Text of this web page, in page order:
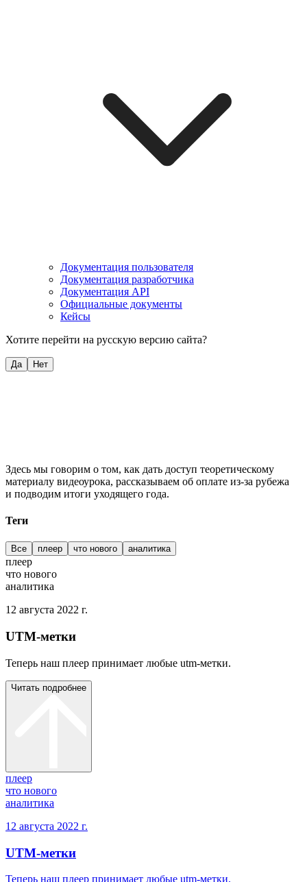
Документация пользователя
Документация разработчика
Документация API
Официальные документы
Кейсы
Хотите перейти на русскую версию сайта?
Да Нет
Здесь мы говорим о том, как дать доступ теоретическому
материалу видеоурока, рассказываем об оплате из-за рубежа
и подводим итоги уходящего года.
Теги
Все плеер что нового аналитика
плеер
что нового
аналитика
12 августа 2022 г.
UTM-метки
Теперь наш плеер принимает любые utm-метки.
Читать подробнее
плеер
что нового
аналитика
12 августа 2022 г.
UTM-метки
Теперь наш плеер принимает любые utm-метки.